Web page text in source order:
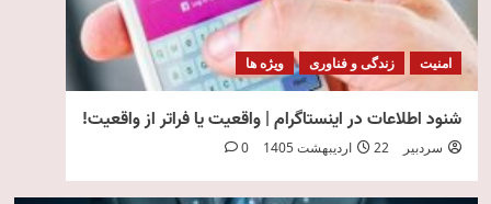
امنیت زندگی و فناوری ویژه ها
شنود اطلاعات در اینستاگرام | واقعیت یا فراتر از واقعیت!
سردبیر 22 اردیبهشت 1405 0